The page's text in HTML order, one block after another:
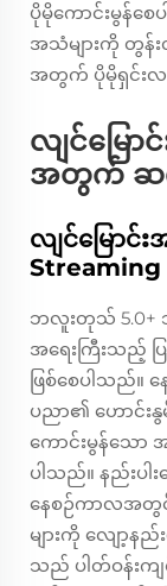
ပိုမိုကောင်းမွန်စ
အသံများကို တွန်း
အတွက် ပိုမိုရှင်း
လျင်မြော
အတွက် ဆ
လျင်မြောင်
ဘလူးတုသ် 5.0+
အရေးကြီးသည့် ပ
ဖြစ်စေပါသည်။
ပညာ၏ ဟောင်းနွ
ကောင်းမွန်သော
ပါသည်။ နည်းပါ
နေစဉ်ကာလအတွ
များကို လျော့န
သည် ပါတ်ဝန်းက